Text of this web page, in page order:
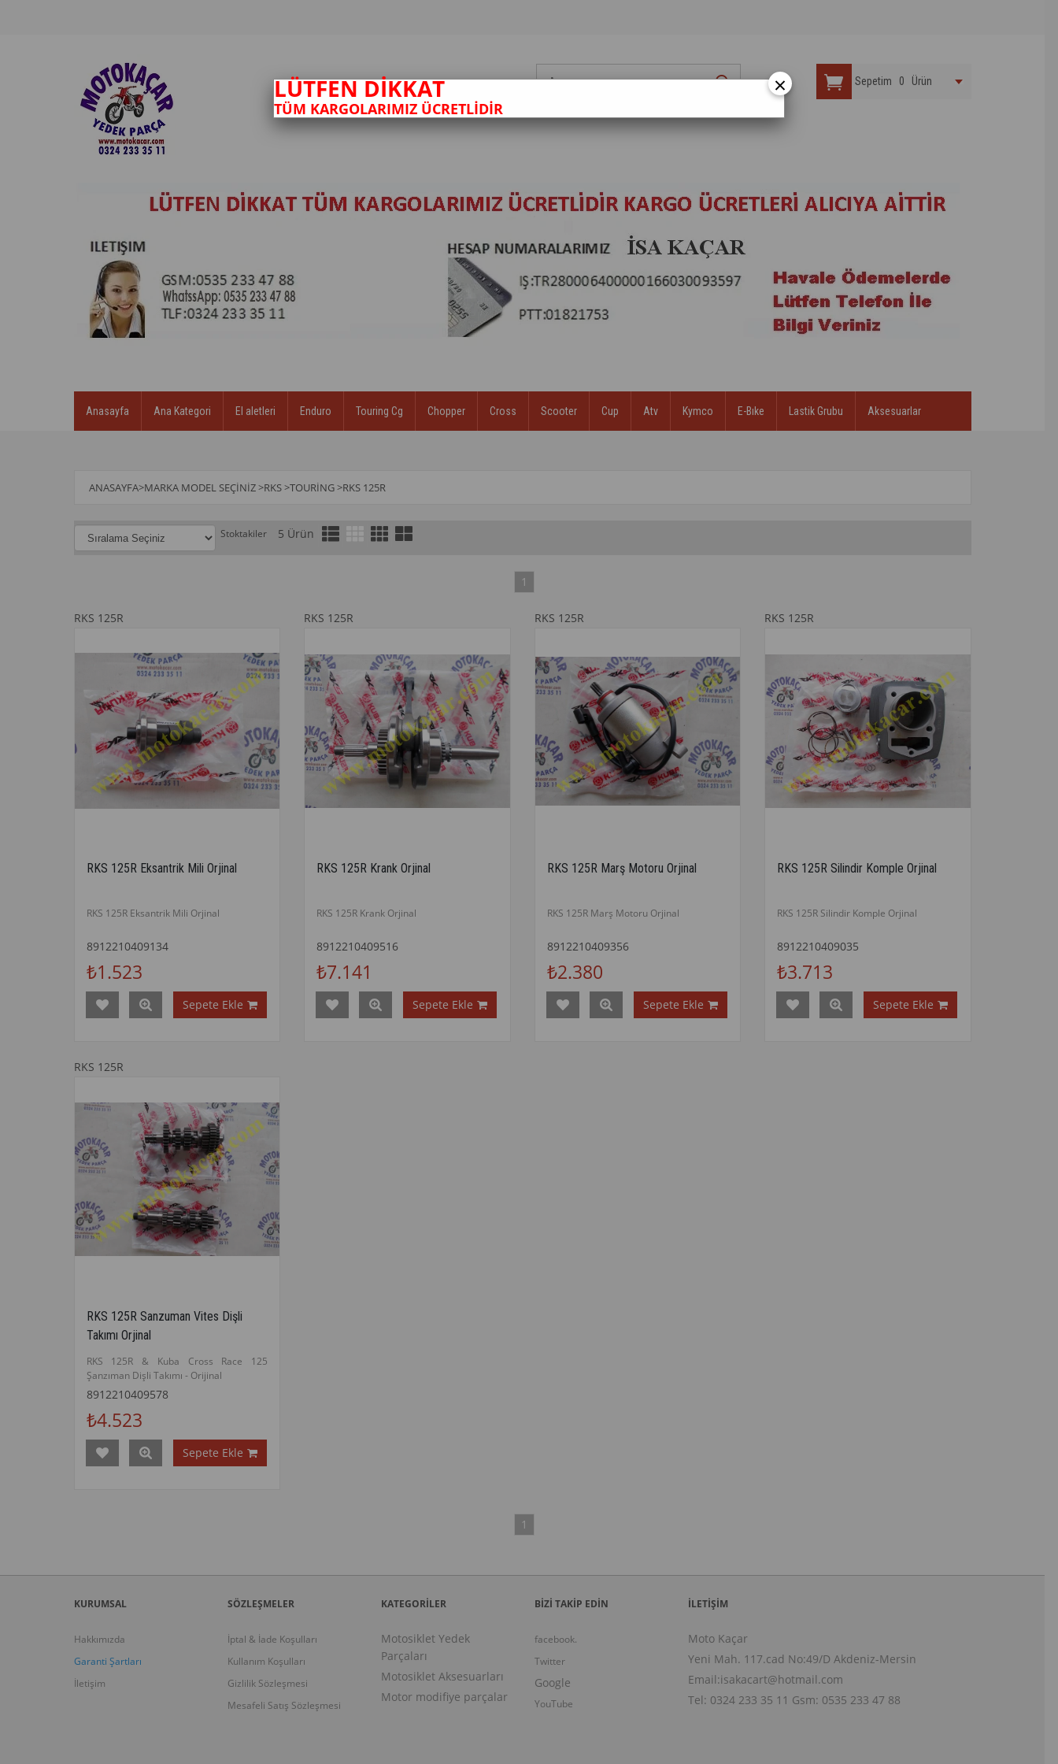
Sepetim 0 Ürün
Anasayfa Ana Kategori El aletleri Enduro Touring Cg Chopper Cross Scooter Cup Atv Kymco E-Bıke Lastik Grubu Aksesuarlar
ANASAYFA>MARKA MODEL SEÇINIZ>RKS>TOURİNG>RKS 125R
Stoktakiler 5 Ürün
1
RKS 125R
RKS 125R Eksantrik Mili Orjinal
RKS 125R Eksantrik Mili Orjinal
8912210409134
₺1.523
Sepete Ekle
RKS 125R
RKS 125R Krank Orjinal
RKS 125R Krank Orjinal
8912210409516
₺7.141
Sepete Ekle
RKS 125R
RKS 125R Marş Motoru Orjinal
RKS 125R Marş Motoru Orjinal
8912210409356
₺2.380
Sepete Ekle
RKS 125R
RKS 125R Silindir Komple Orjinal
RKS 125R Silindir Komple Orjinal
8912210409035
₺3.713
Sepete Ekle
RKS 125R
RKS 125R Sanzuman Vites Dişli
Takımı Orjinal
RKS 125R & Kuba Cross Race 125
Şanzıman Dişli Takımı - Orijinal
8912210409578
₺4.523
Sepete Ekle
1
KURUMSAL
Hakkımızda
Garanti Şartları
İletişim
SÖZLEŞMELER
İptal & İade Koşulları
Kullanım Koşulları
Gizlilik Sözleşmesi
Mesafeli Satış Sözleşmesi
KATEGORİLER
Motosiklet Yedek
Parçaları
Motosiklet Aksesuarları
Motor modifiye parçalar
BİZİ TAKİP EDİN
facebook.
Twitter
Google
YouTube
İLETIŞIM
Moto Kaçar
Yeni Mah. 117.cad No:49/D Akdeniz-Mersin
Email:isakacart@hotmail.com
Tel: 0324 233 35 11 Gsm: 0535 233 47 88
×
LÜTFEN DİKKAT
TÜM KARGOLARIMIZ ÜCRETLİDİR